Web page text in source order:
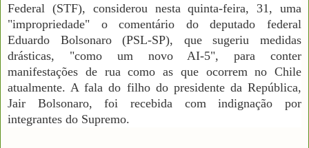
Federal (STF), considerou nesta quinta-feira, 31, uma
"impropriedade" o comentário do deputado federal
Eduardo Bolsonaro (PSL-SP), que sugeriu medidas
drásticas, "como um novo AI-5", para conter
manifestações de rua como as que ocorrem no Chile
atualmente. A fala do filho do presidente da República,
Jair Bolsonaro, foi recebida com indignação por
integrantes do Supremo.